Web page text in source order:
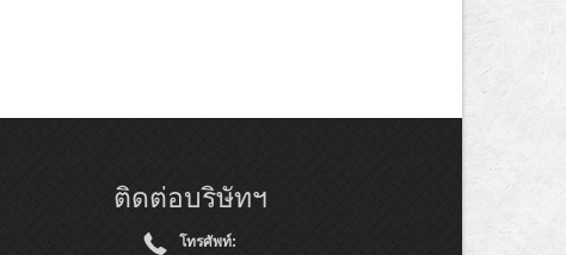
ติดต่อบริษัทฯ
โทรศัพท์: